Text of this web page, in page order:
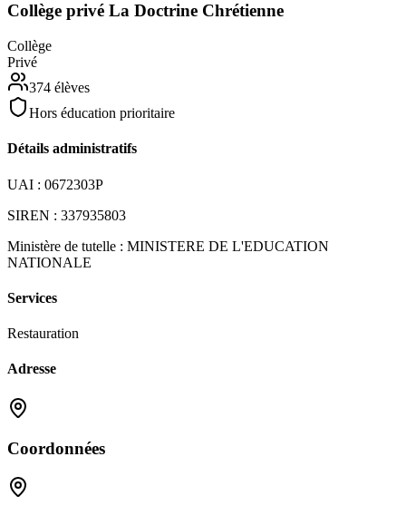
Collège privé La Doctrine Chrétienne
Collège
Privé
374 élèves
Hors éducation prioritaire
Détails administratifs
UAI : 0672303P
SIREN : 337935803
Ministère de tutelle : MINISTERE DE L'EDUCATION
NATIONALE
Services
Restauration
Adresse
Coordonnées